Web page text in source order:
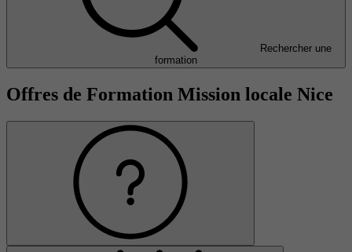
Rechercher une
formation
Offres de Formation Mission locale Nice